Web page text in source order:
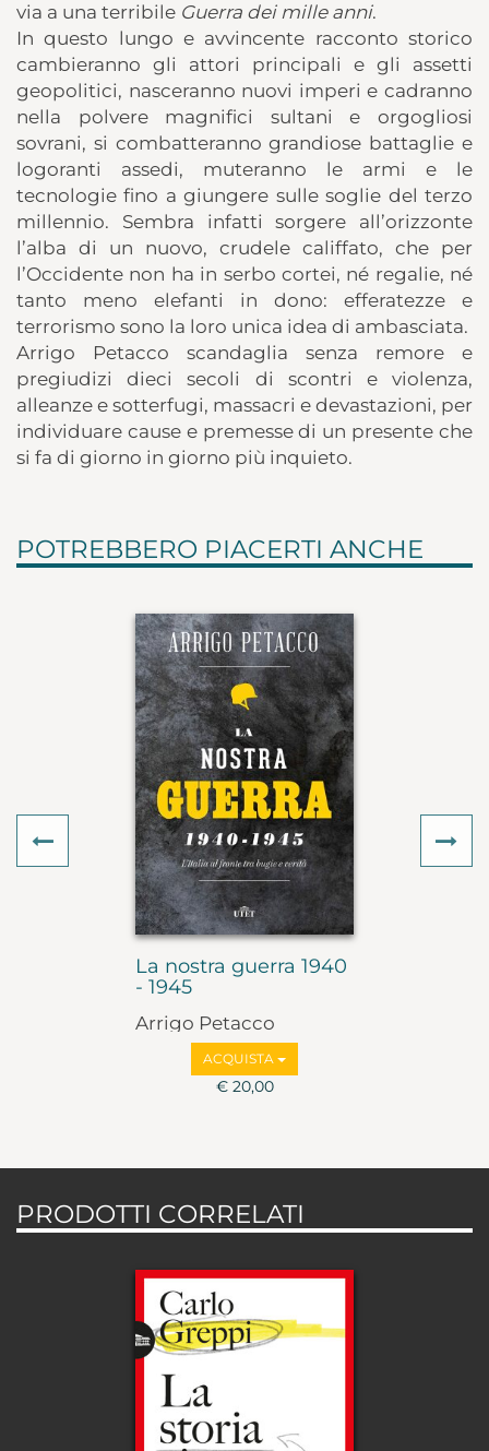
via a una terribile Guerra dei mille anni.
In questo lungo e avvincente racconto storico
cambieranno gli attori principali e gli assetti
geopolitici, nasceranno nuovi imperi e cadranno
nella polvere magnifici sultani e orgogliosi
sovrani, si combatteranno grandiose battaglie e
logoranti assedi, muteranno le armi e le
tecnologie fino a giungere sulle soglie del terzo
millennio. Sembra infatti sorgere all’orizzonte
l’alba di un nuovo, crudele califfato, che per
l’Occidente non ha in serbo cortei, né regalie, né
tanto meno elefanti in dono: efferatezze e
terrorismo sono la loro unica idea di ambasciata.
Arrigo Petacco scandaglia senza remore e
pregiudizi dieci secoli di scontri e violenza,
alleanze e sotterfugi, massacri e devastazioni, per
individuare cause e premesse di un presente che
si fa di giorno in giorno più inquieto.
POTREBBERO PIACERTI ANCHE
La nostra guerra 1940
- 1945
Arrigo Petacco
ACQUISTA
€ 20,00
Previous
PRODOTTI CORRELATI